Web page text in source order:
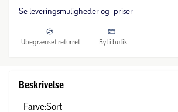
Se leveringsmuligheder og -priser
Ubegrænset returret Byt i butik
Beskrivelse
- Farve:Sort